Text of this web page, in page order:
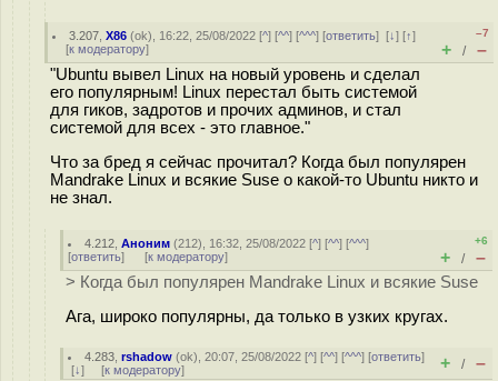
3.207 ,X86 (ok), 16:22, 25/08/2022 [^] [^^] [^^^] [ответить][↓] [↑]
[к модератору]
–7
+ / –
"Ubuntu вывел Linux на новый уровень и сделал
его популярным! Linux перестал быть системой
для гиков, зaдрoтoв и прочих админов, и стал
системой для всех - это главное."
Что за бред я сейчас прочитал? Когда был популярен
Mandrake Linux и всякие Suse о какой-то Ubuntu никто и
не знал.
4.212 ,Аноним (212), 16:32, 25/08/2022 [^] [^^] [^^^]
[ответить] [к модератору]
+6
+ / –
> Когда был популярен Mandrake Linux и всякие Suse
Ага, широко популярны, да только в узких кругах.
4.283 ,rshadow (ok), 20:07, 25/08/2022 [^] [^^] [^^^] [ответить]
[↓] [к модератору] + / –